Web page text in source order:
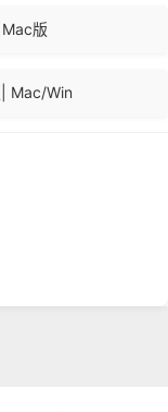
版
Mac/Win